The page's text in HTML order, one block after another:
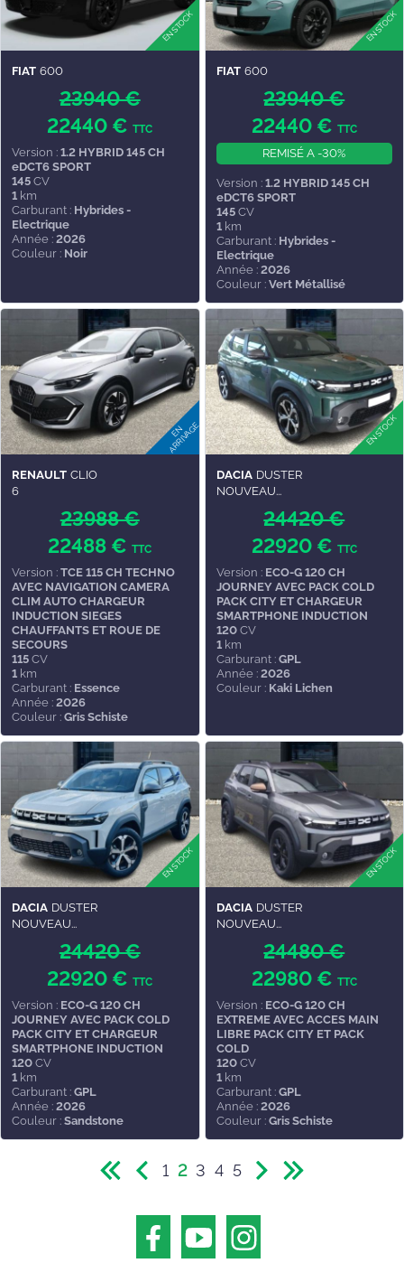
FIAT 600
23940 €
22440 €TTC
Version : 1.2 HYBRID 145 CH
eDCT6 SPORT
145 CV
1 km
Carburant : Hybrides -
Electrique
Année : 2026
Couleur : Noir
FIAT 600
23940 €
22440 € TTC
REMISÉ A -30%
Version : 1.2 HYBRID 145 CH
eDCT6 SPORT
145CV
1km
Carburant : Hybrides -
Electrique
Année : 2026
Couleur : Vert Métallisé
RENAULT CLIO
6
23988 €
22488 €TTC
Version : TCE 115 CH TECHNO
AVEC NAVIGATION CAMERA
CLIM AUTO CHARGEUR
INDUCTION SIEGES
CHAUFFANTS ET ROUE DE
SECOURS
115 CV
1 km
Carburant : Essence
Année : 2026
Couleur : Gris Schiste
DACIA DUSTER
NOUVEAU...
24420 €
22920 € TTC
Version : ECO-G 120 CH
JOURNEY AVEC PACK COLD
PACK CITY ET CHARGEUR
SMARTPHONE INDUCTION
120CV
1km
Carburant : GPL
Année : 2026
Couleur : Kaki Lichen
DACIA DUSTER
NOUVEAU...
24420 €
22920 €TTC
Version : ECO-G 120 CH
JOURNEY AVEC PACK COLD
PACK CITY ET CHARGEUR
SMARTPHONE INDUCTION
120 CV
1 km
Carburant : GPL
Année : 2026
Couleur : Sandstone
DACIA DUSTER
NOUVEAU...
24480 €
22980 € TTC
Version : ECO-G 120 CH
EXTREME AVEC ACCES MAIN
LIBRE PACK CITY ET PACK
COLD
120CV
1km
Carburant : GPL
Année : 2026
Couleur : Gris Schiste
1 2 3 4 5